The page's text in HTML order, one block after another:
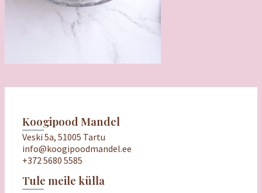
Koogipood Mandel
Veski 5a, 51005 Tartu
info@koogipoodmandel.ee
+372 5680 5585
Tule meile külla